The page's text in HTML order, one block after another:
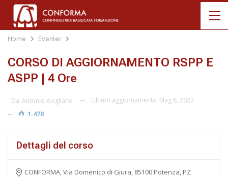
Home Eventer
CORSO DI AGGIORNAMENTO RSPP E
ASPP | 4 Ore
Da Antonio Avigliano Ultimo aggiornamento Mag 6, 2022
1.470
Dettagli del corso
CONFORMA, Via Domenico di Giura, 85100 Potenza, PZ